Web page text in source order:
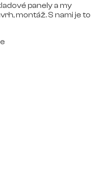
panely a my
montáž. S nami je to